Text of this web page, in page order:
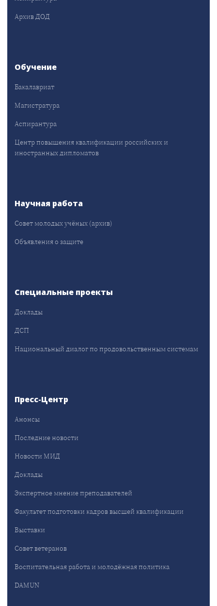
Архив ДОД
Обучение
Бакалавриат
Магистратура
Аспирантура
Центр повышения квалификации российских и
иностранных дипломатов
Научная работа
Совет молодых учёных (архив)
Объявления о защите
Специальные проекты
Доклады
ДСП
Национальный диалог по продовольственным системам
Пресс-Центр
Анонсы
Последние новости
Новости МИД
Доклады
Экспертное мнение преподавателей
Факультет подготовки кадров высшей квалификации
Выставки
Совет ветеранов
Воспитательная работа и молодёжная политика
DAMUN